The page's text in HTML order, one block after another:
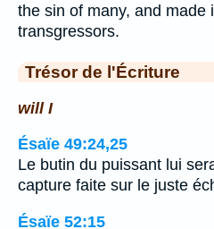
the sin of many, and made
transgressors.
Trésor de l'Écriture
will I
Ésaïe 49:24,25
Le butin du puissant lui
capture faite sur le juste
Ésaïe 52:15